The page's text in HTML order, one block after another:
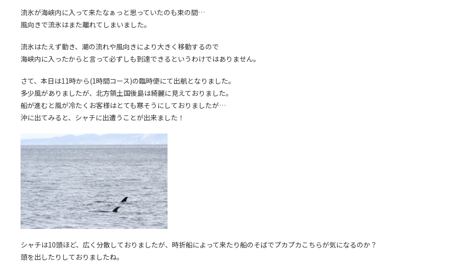
流氷が海峡内に入って来たなぁっと思っていたのも束の間…
風向きで流氷はまた離れてしまいました。
流氷はたえず動き、潮の流れや風向きにより大きく移動するので
海峡内に入ったからと言って必ずしも到達できるというわけではありません。
さて、本日は11時から(1時間コース)の臨時便にて出航となりました。
多少風がありましたが、北方領土国後島は綺麗に見えておりました。
船が進むと風が冷たくお客様はとても寒そうにしておりましたが…
沖に出てみると、シャチに出遭うことが出来ました！
シャチは10頭ほど、広く分散しておりましたが、時折船によって来たり船のそばでプカプカこちらが気になるのか？
頭を出したりしておりましたね。